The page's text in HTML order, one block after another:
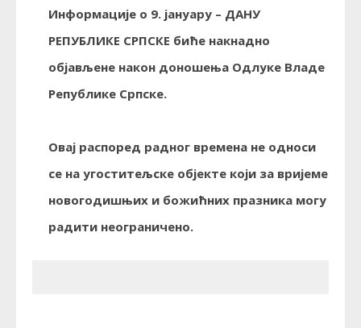
Информације о 9. јануару – ДАНУ
РЕПУБЛИКЕ СРПСКЕ биће накнадно
објављене након доношења Одлуке Владе
Републике Српске.
Овај распоред радног времена не односи
се на угоститељске објекте који за вријеме
новогодишњих и божићних празника могу
радити неограничено.